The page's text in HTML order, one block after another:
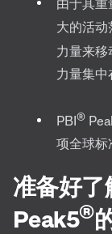
由于其重
大的活
力量来移
力量集中
PBI®
项全球标
准备好
Peak5®